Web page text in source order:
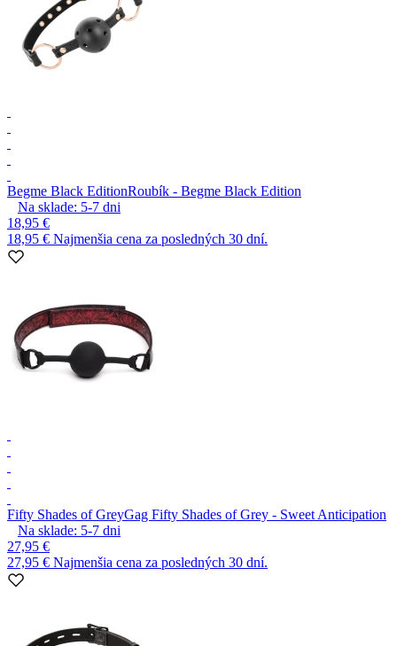
Begme Black EditionRoubík - Begme Black Edition
Na sklade: 5-7 dni
18,95 €
18,95 € Najmenšia cena za posledných 30 dní.
Fifty Shades of GreyGag Fifty Shades of Grey - Sweet Anticipation
Na sklade: 5-7 dni
27,95 €
27,95 € Najmenšia cena za posledných 30 dní.